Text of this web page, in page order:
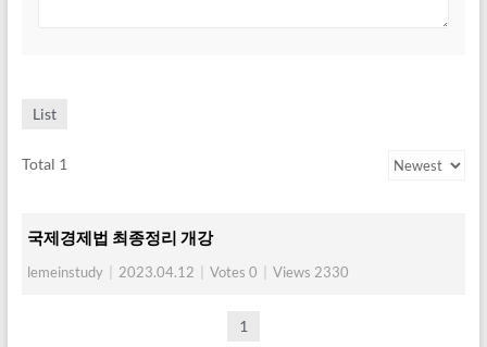
List
Total 1
국제경제법 최종정리 개강
lemeinstudy 2023.04.12 Votes 0 Views 2330
1